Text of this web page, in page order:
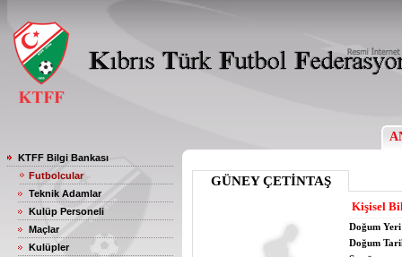
KTFF Bilgi Bankası
Futbolcular
Teknik Adamlar
Kulüp Personeli
Maçlar
Kulüpler
GÜNEY ÇETİNTAŞ
Kişisel
Doğum Yeri
Doğum